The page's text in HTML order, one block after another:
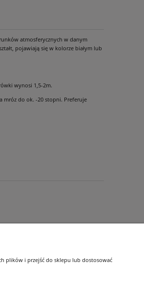
atmosferycznych w danym
pojawiają się w kolorze białym lub
wynosi 1,5-2m.
mróz do ok. -20 stopni. Preferuje
plików i przejść do sklepu lub dostosować